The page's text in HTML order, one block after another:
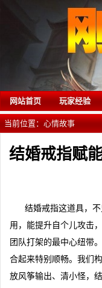
网站首页 玩家经验
当前位置： 心情故事
结婚戒指赋
结婚戒指这道具，
用，能提升自个儿攻击
团队打架的最中心纽带
合起来特别顺畅。我们
放风筝输出、清小怪，